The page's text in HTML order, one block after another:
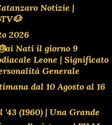
Notizie |
2026
Nati il giorno 9
Leone | Significato
Generale
dal 10 Agosto al 16
(1960) | Una Grande